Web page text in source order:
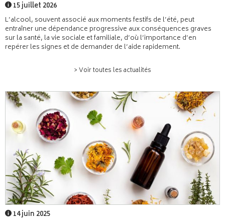
15 juillet 2026
L’alcool, souvent associé aux moments festifs de l’été, peut
entraîner une dépendance progressive aux conséquences graves
sur la santé, la vie sociale et familiale, d’où l’importance d’en
repérer les signes et de demander de l’aide rapidement.
> Voir toutes les actualités
14 juin 2025